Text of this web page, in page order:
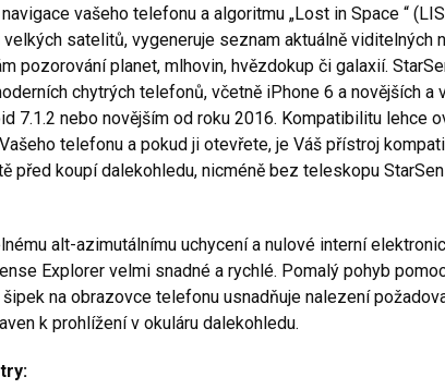
vašeho telefonu a algoritmu „Lost in Space “
velkých satelitů, vygeneruje seznam aktuálně viditelných
pozorování planet, mlhovin, hvězdokup či galaxií.
chytrých telefonů, včetně iPhone 6 a novějších a
7.1.2 nebo novějším od roku 2016. Kompatibilitu lehce
telefonu a pokud ji otevřete, je Váš přístroj
před koupí dalekohledu, nicméně bez teleskopu
alt-azimutálnímu uchycení a nulové interní
Explorer velmi snadné a rychlé. Pomalý pohyb
na obrazovce telefonu usnadňuje nalezení
k prohlížení v okuláru dalekohledu.